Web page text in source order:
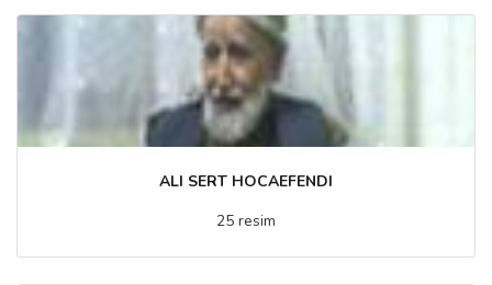
ALI SERT HOCAEFENDI
25 resim